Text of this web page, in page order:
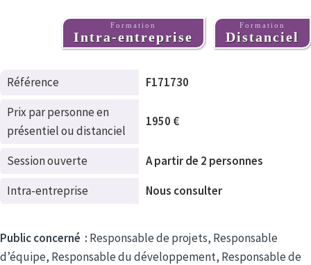
Formation
Intra-entreprise
Formation
Distanciel
Référence
F171730
Prix par personne en
présentiel ou distanciel
1950 €
Session ouverte
A partir de 2 personnes
Intra-entreprise
Nous consulter
Public concerné : Responsable de projets, Responsable
d’équipe, Responsable du développement, Responsable de